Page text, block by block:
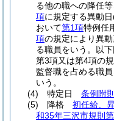
る他の職への降任
項に規定する異動日
おいて第1項特例任
項の規定により異
る職員をいう。以
第3項又は第4項の
監督職を占める職
いう。
(4)
特定日 条例附
(5)
降格 初任給、
和35年三沢市規則